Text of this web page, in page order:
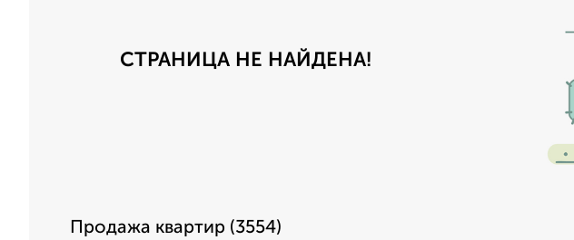
СТРАНИЦА НЕ НАЙДЕНА!
Продажа квартир (3554)